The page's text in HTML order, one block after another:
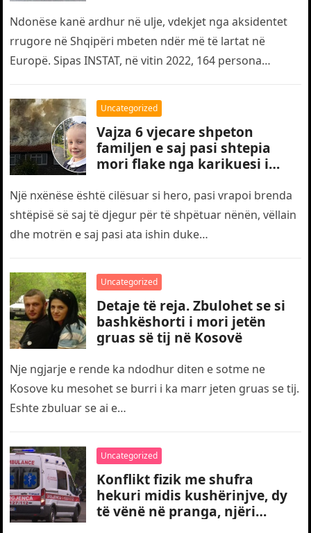
Ndonëse kanë ardhur në ulje, vdekjet nga aksidentet
rrugore në Shqipëri mbeten ndër më të lartat në
Europë. Sipas INSTAT, në vitin 2022, 164 persona
Uncategorized
Vajza 6 vjecare shpeton
familjen e saj pasi shtepia
mori flake nga karikuesi i
Një nxënëse është cilësuar si hero, pasi vrapoi brenda
shtëpisë së saj të djegur për të shpëtuar nënën, vëllain
dhe motrën e saj pasi ata ishin duke…
Uncategorized
Detaje të reja. Zbulohet se si
bashkëshorti i mori jetën
gruas së tij në Kosovë
Nje ngjarje e rende ka ndodhur diten e sotme ne
Kosove ku mesohet se burri i ka marr jeten gruas se tij.
Eshte zbuluar se ai e…
Uncategorized
Konflikt fizik me shufra
hekuri midis kushërinjve, dy
të vënë në pranga, njëri